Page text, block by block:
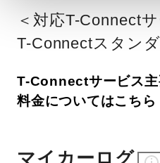
＜対応T-Connect
T-Connectスタンダ
T-Connectサービス主
料金についてはこちら
マイカーログ